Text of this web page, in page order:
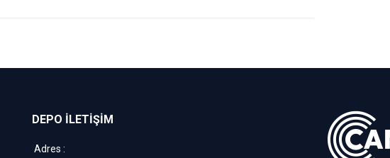
DEPO İLETİŞİM
Adres :